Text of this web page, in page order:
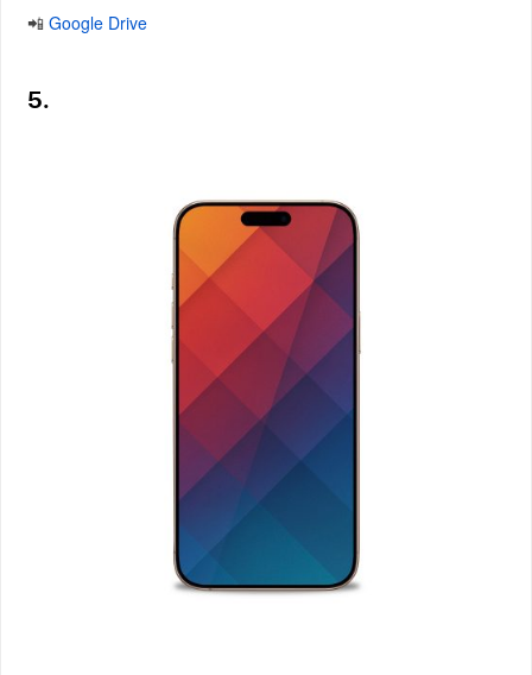
📲Google Drive
5.